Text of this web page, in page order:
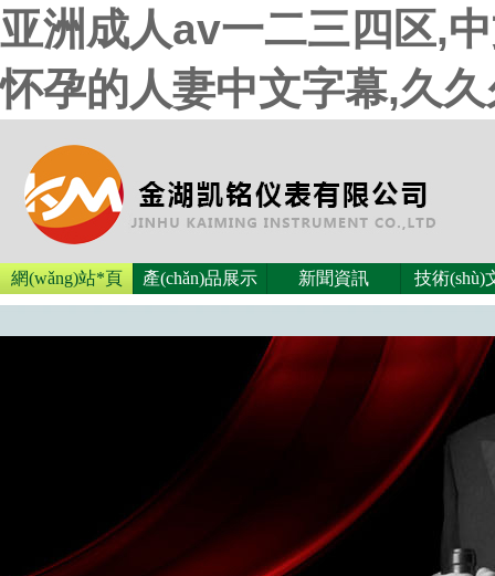
亚洲成人av一二三四区,
怀孕的人妻中文字幕,久
網(wǎng)站*頁 產(chǎn)品展示 新聞資訊 技術(shù)